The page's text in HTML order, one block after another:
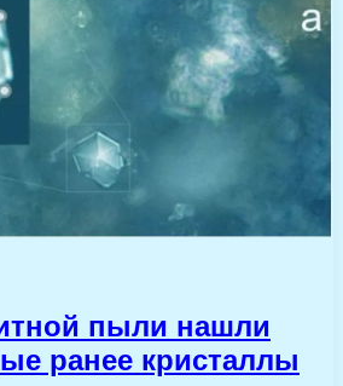
пыли нашли
ранее кристаллы